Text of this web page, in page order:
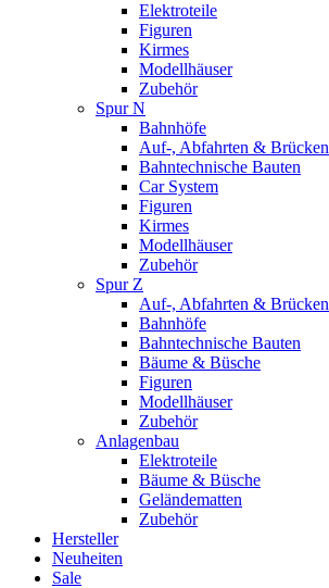
Elektroteile
Figuren
Kirmes
Modellhäuser
Zubehör
Spur N
Bahnhöfe
Auf-, Abfahrten & Brücken
Bahntechnische Bauten
Car System
Figuren
Kirmes
Modellhäuser
Zubehör
Spur Z
Auf-, Abfahrten & Brücken
Bahnhöfe
Bahntechnische Bauten
Bäume & Büsche
Figuren
Modellhäuser
Zubehör
Anlagenbau
Elektroteile
Bäume & Büsche
Geländematten
Zubehör
Hersteller
Neuheiten
Sale